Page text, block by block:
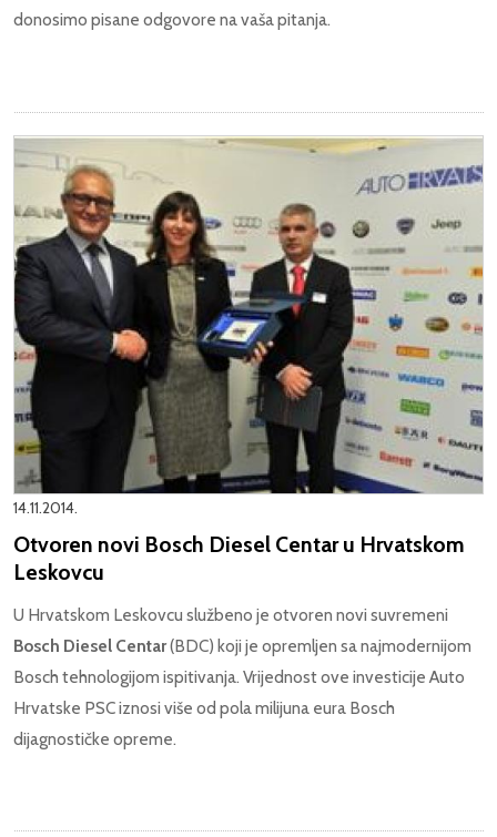
donosimo pisane odgovore na vaša pitanja.
14.11.2014.
Otvoren novi Bosch Diesel Centar u Hrvatskom
Leskovcu
U Hrvatskom Leskovcu službeno je otvoren novi suvremeni
Bosch Diesel Centar(BDC) koji je opremljen sa najmodernijom
Bosch tehnologijom ispitivanja. Vrijednost ove investicije Auto
Hrvatske PSC iznosi više od pola milijuna eura Bosch
dijagnostičke opreme.